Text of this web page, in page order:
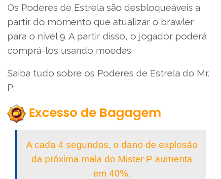
Os Poderes de Estrela são desbloqueáveis a
partir do momento que atualizar o brawler
para o nível 9. A partir disso, o jogador poderá
comprá-los usando moedas.
Saiba tudo sobre os Poderes de Estrela do Mr.
P:
Excesso de Bagagem
A cada 4 segundos, o dano de explosão
da próxima mala do Mister P aumenta
em 40%.